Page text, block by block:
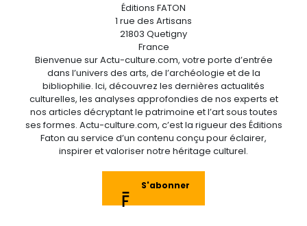
Éditions FATON
1 rue des Artisans
21803 Quetigny
France
Bienvenue sur Actu-culture.com, votre porte d’entrée
dans l’univers des arts, de l’archéologie et de la
bibliophilie. Ici, découvrez les dernières actualités
culturelles, les analyses approfondies de nos experts et
nos articles décryptant le patrimoine et l’art sous toutes
ses formes. Actu-culture.com, c’est la rigueur des Éditions
Faton au service d’un contenu conçu pour éclairer,
inspirer et valoriser notre héritage culturel.
S'abonner